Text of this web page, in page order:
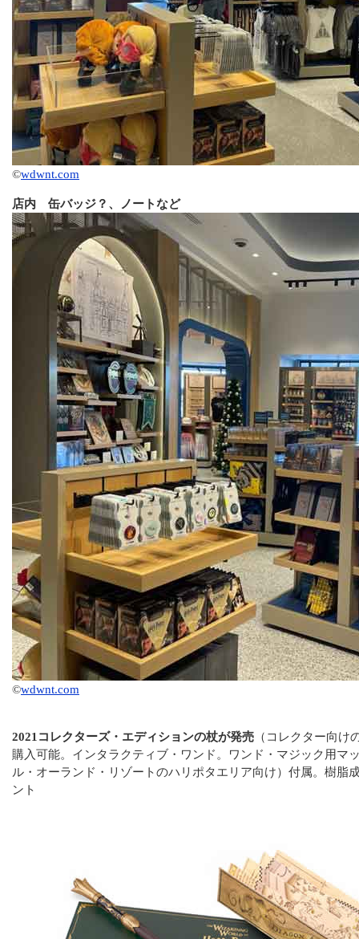
©wdwnt.com
店内 缶バッジ？、ノートなど
©wdwnt.com
2021コレクターズ・エディションの杖が発売 （コレクター向
購入可能。インタラクティブ・ワンド。ワンド・マジック用マ
ル・オーランド・リゾートのハリポタエリア向け）付属。樹脂
ント